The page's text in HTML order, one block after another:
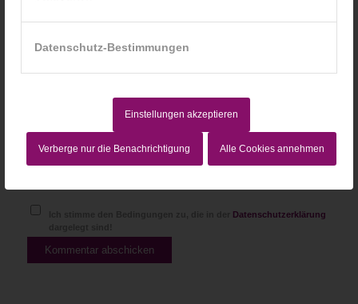
Datenschutz-Bestimmungen
Einstellungen akzeptieren
Verberge nur die Benachrichtigung Alle Cookies annehmen
Datenschutzerklärung